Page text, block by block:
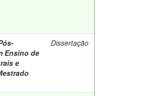
Ensino de
e
Dissertação